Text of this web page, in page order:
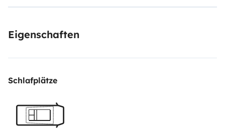
Eigenschaften
Schlafplätze